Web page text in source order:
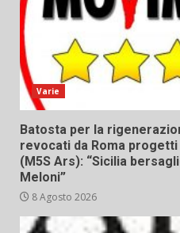
Varie
Batosta per la
revocati da Roma
(M5S Ars): “Sicilia
Meloni”
8 Agosto 2026